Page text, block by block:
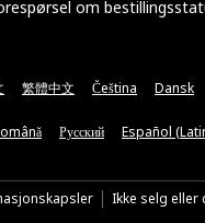
om
繁體中文 Čeština Dansk
Русский Español
Ikke selg eller